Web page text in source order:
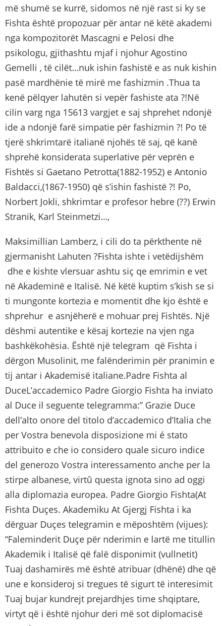
më shumë se kurrë, sidomos në një rast si ky se
Fishta është propozuar për antar në këtë akademi
nga kompozitorët Mascagni e Pelosi dhe
psikologu, gjithashtu mjaf i njohur Agostino
Gemelli , të cilët…nuk ishin fashistë e as nuk kishin
pasë mardhënie të mirë me fashizmin .Thua ta
kenë pëlqyer lahutën si vepër fashiste ata ?!Në
cilin varg nga 15613 vargjet e saj shprehet ndonjë
ide a ndonjë farë simpatie për fashizmin ?! Po të
tjerë shkrimtarë italianë njohës të saj, që kanë
shprehë konsiderata superlative për veprën e
Fishtës si Gaetano Petrotta(1882-1952) e Antonio
Baldacci,(1867-1950) që s’ishin fashistë ?! Po,
Norbert Jokli, shkrimtar e profesor hebre (??) Erwin
Stranik, Karl Steinmetzi…,
Maksimillian Lamberz, i cili do ta përkthente në
gjermanisht Lahuten ?Fishta ishte i vetëdijshëm
dhe e kishte vlersuar ashtu siç qe emrimin e vet
në Akademinë e Italisë. Në këtë kuptim s’kish se si
ti mungonte kortezia e momentit dhe kjo është e
shprehur e asnjëherë e mohuar prej Fishtës. Një
dëshmi autentike e kësaj kortezie na vjen nga
bashkëkohësia. Është një telegram që Fishta i
dërgon Musolinit, me falënderimin për pranimin e
tij antar i Akademisë italiane.Padre Fishta al
DuceL’accademico Padre Giorgio Fishta ha inviato
al Duce il seguente telegramma:” Grazie Duce
dell’alto onore del titolo d’accademico d’Italia che
per Vostra benevola disposizione mi é stato
attribuito e che io considero quale sicuro indice
del generozo Vostra interessamento anche per la
stirpe albanese, virtû questa ignota sino ad oggi
alla diplomazia europea. Padre Giorgio Fishta(At
Fishta Duçes. Akademiku At Gjergj Fishta i ka
dërguar Duçes telegramin e mëposhtëm (vijues):
“Faleminderit Duçe për nderimin e lartë me titullin
Akademik i Italisë që falë disponimit (vullnetit)
Tuaj dashamirës më është atribuar (dhënë) dhe që
une e konsideroj si tregues të sigurt të interesimit
Tuaj bujar kundrejt prejardhjes time shqiptare,
virtyt që i është njohur deri më sot diplomacisë